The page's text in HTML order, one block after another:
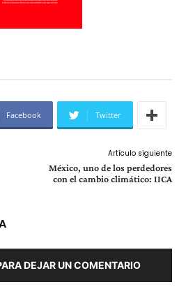
Facebook Twitter
Artículo siguiente
México, uno de los perdedores
con el cambio climático: IICA
DEJAR UN COMENTARIO